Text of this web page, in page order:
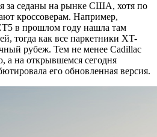
за седаны на рынке США, хотя по
кроссоверам. Например,
в прошлом году нашла там
тогда как все паркетники XT-
рубеж. Тем не менее Cadillac
а на открывшемся сегодня
его обновленная версия.